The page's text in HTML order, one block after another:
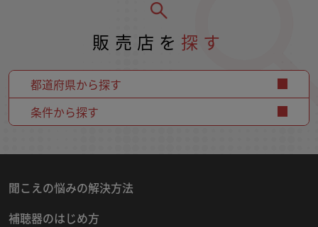
販売店を 探す
都道府県から探す
条件から探す
聞こえの悩みの解決方法
補聴器のはじめ方